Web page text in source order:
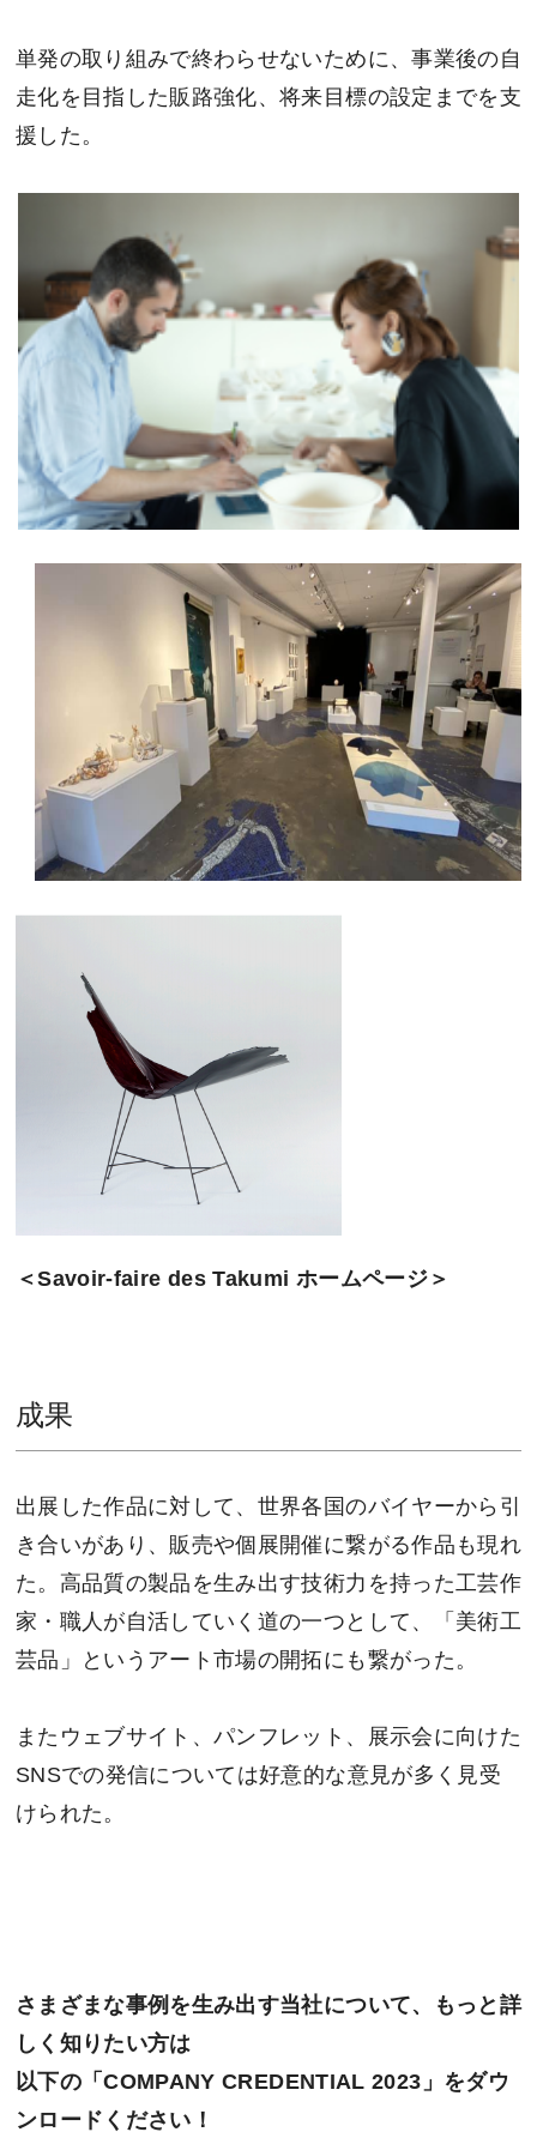
単発の取り組みで終わらせないために、事業後の⾃
⾛化を⽬指した販路強化、将来⽬標の設定までを支
援した。
＜Savoir-faire des Takumi ホームページ＞
成果
出展した作品に対して、世界各国のバイヤーから引
き合いがあり、販売や個展開催に繋がる作品も現れ
た。⾼品質の製品を⽣み出す技術⼒を持った⼯芸作
家・職⼈が⾃活していく道の⼀つとして、「美術⼯
芸品」というアート市場の開拓にも繋がった。
またウェブサイト、パンフレット、展⽰会に向けた
SNSでの発信については好意的な意⾒が多く見受
けられた。
さまざまな事例を生み出す当社について、もっと詳
しく知りたい方は
以下の「COMPANY CREDENTIAL 2023」をダウ
ンロードください！